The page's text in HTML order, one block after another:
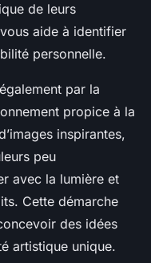
de leurs
aide à identifier
personnelle.
par la
propice à la
inspirantes,
peu
avec la lumière et
Cette démarche
des idées
artistique unique.